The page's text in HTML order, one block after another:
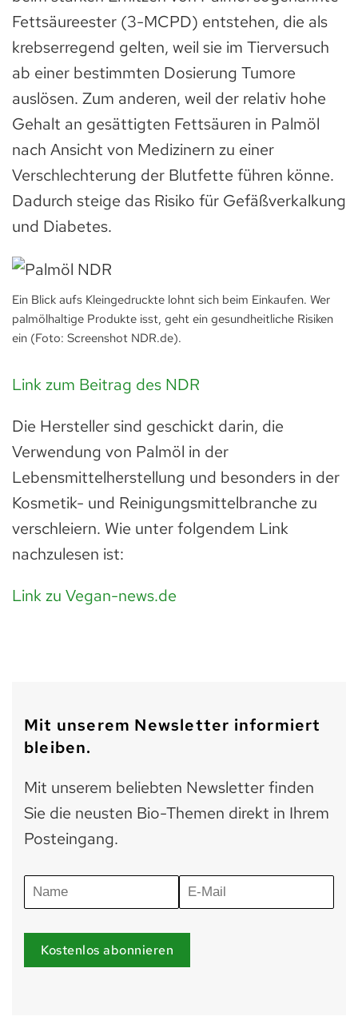
Fettsäureester (3-MCPD) entstehen, die als
krebserregend gelten, weil sie im Tierversuch
ab einer bestimmten Dosierung Tumore
auslösen. Zum anderen, weil der relativ hohe
Gehalt an gesättigten Fettsäuren in Palmöl
nach Ansicht von Medizinern zu einer
Verschlechterung der Blutfette führen könne.
Dadurch steige das Risiko für Gefäßverkalkung
und Diabetes.
Ein Blick aufs Kleingedruckte lohnt sich beim Einkaufen. Wer
palmölhaltige Produkte isst, geht ein gesundheitliche Risiken
ein (Foto: Screenshot NDR.de).
Link zum Beitrag des NDR
Die Hersteller sind geschickt darin, die
Verwendung von Palmöl in der
Lebensmittelherstellung und besonders in der
Kosmetik- und Reinigungsmittelbranche zu
verschleiern. Wie unter folgendem Link
nachzulesen ist:
Link zu Vegan-news.de
Mit unserem Newsletter informiert
bleiben.
Mit unserem beliebten Newsletter finden
Sie die neusten Bio-Themen direkt in Ihrem
Posteingang.
Kostenlos abonnieren